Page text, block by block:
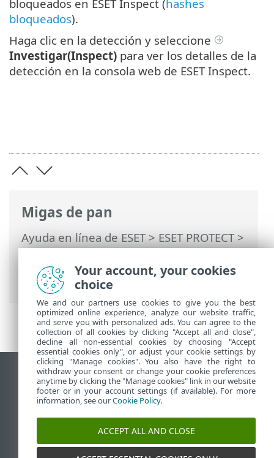
Migas de pan
Ayuda en línea de ESET>ESET PROTECT>
Usar ESET PROTECT>ESET PROTECT
Menú principal >Detecciones> ESET
Inspect
bloqueados en ESET Inspect (hashes
bloqueados).
Haga clic en la detección y seleccione
Investigar(Inspect) para ver los detalles de la
detección en la consola web de ESET Inspect.
Ver sitio del escritorio
End of Life
Base de conocimiento de ESET
Foro de ESET
ESET Status Portal
Soporte regional
Your account, your cookies
choice
We and our partners use cookies to give you the best
optimized online experience, analyze our website traffic,
and serve you with personalized ads. You can agree to the
collection of all cookies by clicking "Accept all and close",
decline all non-essential cookies by choosing "Accept
essential cookies only", or adjust your cookie settings by
clicking "Manage cookies". You also have the right to
withdraw your consent or change your cookie preferences
anytime by clicking the "Manage cookies" link in our website
footer or in your account settings (if available). For more
information, see ourCookie Policy.
ACCEPT ALL AND CLOSE